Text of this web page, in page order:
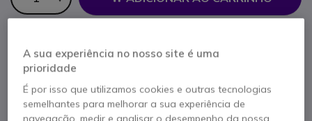
Mais de100 produtos
Entrega:24/48 h
100+ produtos em stock plataforma
A sua experiência no nosso site é uma
prioridade
É por isso que utilizamos cookies e outras tecnologias
semelhantes para melhorar a sua experiência de
navegação, medir e analisar o desempenho da nossa